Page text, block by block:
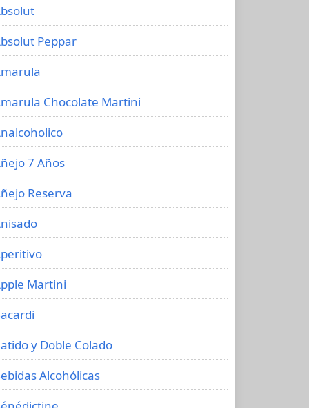
Peppar
Chocolate Martini
7 Años
Reserva
Martini
y Doble Colado
Alcohólicas